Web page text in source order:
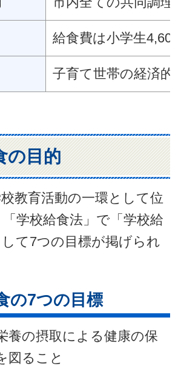
給食費は小学生
子育て世帯の経済的
の目的
教育活動の一環として位
学校給食法」で「学校給
て7つの目標が掲げられ
の7つの目標
養の摂取による健康の保
図ること